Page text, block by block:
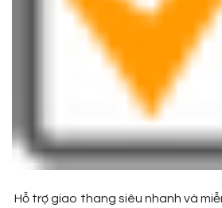
Hỗ trợ giao thang siêu nhanh và